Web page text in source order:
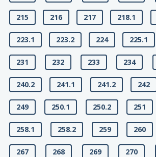
215 216 217 218.1
223.1 223.2 224 225.1
231 232 233 234
240.2 241.1 241.2 242
249 250.1 250.2 251
258.1 258.2 259 260
267 268 269 270